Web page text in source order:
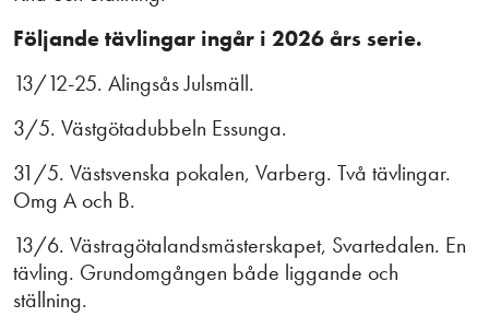
Följande tävlingar ingår i 2026 års serie.
13/12-25. Alingsås Julsmäll.
3/5. Västgötadubbeln Essunga.
31/5. Västsvenska pokalen, Varberg. Två tävlingar.
Omg A och B.
13/6. Västragötalandsmästerskapet, Svartedalen. En
tävling. Grundomgången både liggande och
ställning.